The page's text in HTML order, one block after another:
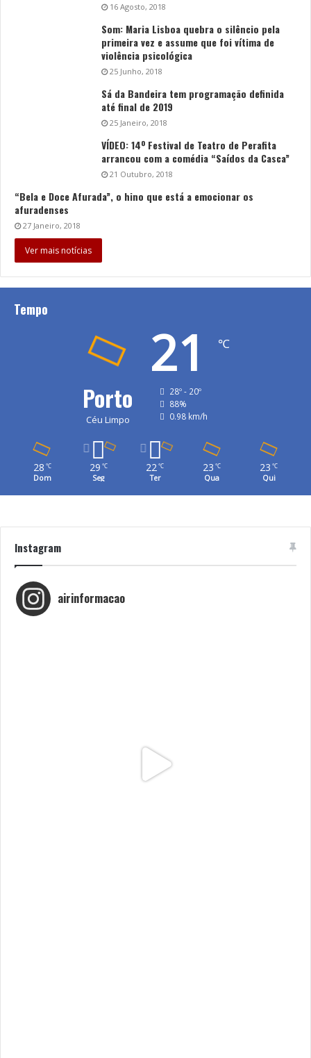
16 Agosto, 2018
Som: Maria Lisboa quebra o silêncio pela
primeira vez e assume que foi vítima de
violência psicológica
25 Junho, 2018
Sá da Bandeira tem programação definida
até final de 2019
25 Janeiro, 2018
VÍDEO: 14º Festival de Teatro de Perafita
arrancou com a comédia “Saídos da Casca”
21 Outubro, 2018
“Bela e Doce Afurada”, o hino que está a emocionar os
afuradenses
27 Janeiro, 2018
Ver mais notícias
Tempo
Porto
Céu Limpo
21 ℃
28º - 20º
88%
0.98 km/h
28 ℃
Dom
29 ℃
Seg
22℃
Ter
23 ℃
Qua
23 ℃
Qui
Instagram
airinformacao